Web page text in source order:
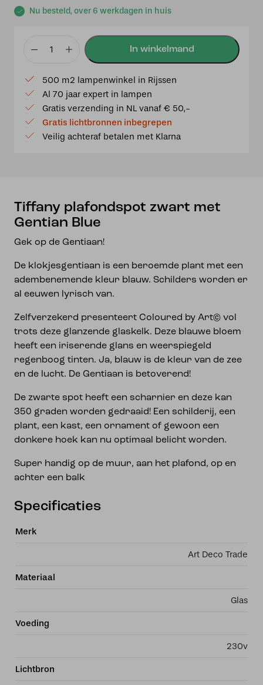
Nu besteld, over 6 werkdagen in huis
Tiffany
zwart
met
Gentian
Blue
aantal
500 m2 lampenwinkel in Rijssen
Al 70 jaar expert in lampen
Gratis verzending in NL vanaf € 50,-
Gratis lichtbronnen inbegrepen
Veilig achteraf betalen met Klarna
Tiffany plafondspot zwart met
Gentian Blue
Gek op de Gentiaan!
De klokjesgentiaan is een beroemde plant met een
adembenemende kleur blauw. Schilders worden er
al eeuwen lyrisch van.
Zelfverzekerd presenteert Coloured by Art© vol
trots deze glanzende glaskelk. Deze blauwe bloem
heeft een iriserende glans en weerspiegeld
regenboog tinten. Ja, blauw is de kleur van de zee
en de lucht. De Gentiaan is betoverend!
De zwarte spot heeft een scharnier en deze kan
350 graden worden gedraaid! Een schilderij, een
plant, een kast, een ornament of gewoon een
donkere hoek kan nu optimaal belicht worden.
Super handig op de muur, aan het plafond, op en
achter een balk
Specificaties
Merk
Art Deco Trade
Materiaal
Glas
Voeding
230v
Lichtbron